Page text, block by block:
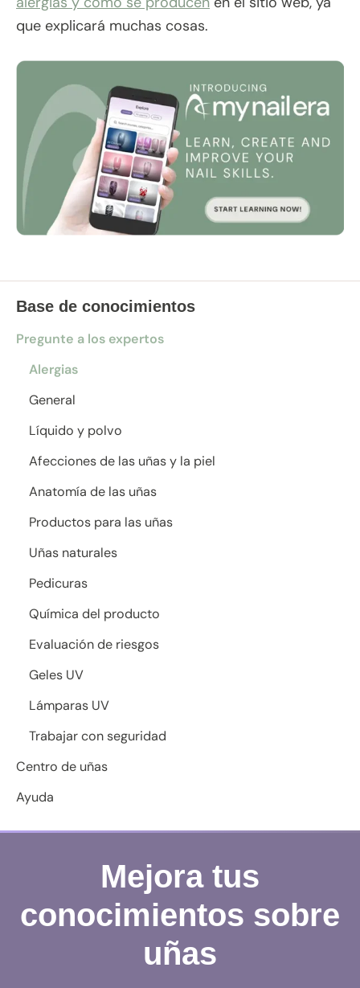
Base de conocimientos
Pregunte a los expertos
Alergias
General
Líquido y polvo
Afecciones de las uñas y la piel
Anatomía de las uñas
Productos para las uñas
Uñas naturales
Pedicuras
Química del producto
Evaluación de riesgos
Geles UV
Lámparas UV
Trabajar con seguridad
Centro de uñas
Ayuda
que explicará muchas cosas.
Mejora tus
conocimientos sobre
uñas